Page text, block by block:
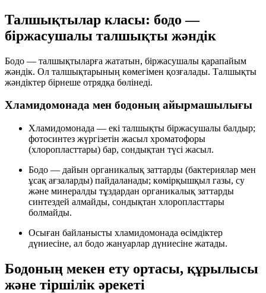
Талшықтылар класы: бодо —
біржасушалы талшықты жәндік
Бодо — талшықтыларға жататын, біржасушалы қарапайым
жәндік. Ол талшықтарының көмегімен қозғалады. Талшықты
жәндіктер бірнеше отрядқа бөлінеді.
Хламидомонада мен бодоның айырмашылығы
Хламидомонада — екі талшықты біржасушалы балдыр;
фотосинтез жүргізетін жасыл хроматофоры
(хлоропласттары) бар, сондықтан түсі жасыл.
Бодо — дайын органикалық заттарды (бактериялар мен
ұсақ ағзаларды) пайдаланады; көмірқышқыл газы, су
және минералды тұздардан органикалық заттарды
синтездей алмайды, сондықтан хлоропласттары
болмайды.
Осыған байланысты хламидомонада өсімдіктер
дүниесіне, ал бодо жануарлар дүниесіне жатады.
Бодоның мекен ету ортасы, құрылысы
және тіршілік әрекеті